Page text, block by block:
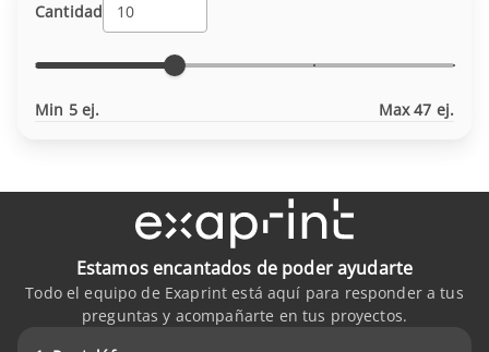
Cantidad
Min 5 ej. Max 47 ej.
Estamos encantados de poder ayudarte
Todo el equipo de Exaprint está aquí para responder a tus
preguntas y acompañarte en tus proyectos.